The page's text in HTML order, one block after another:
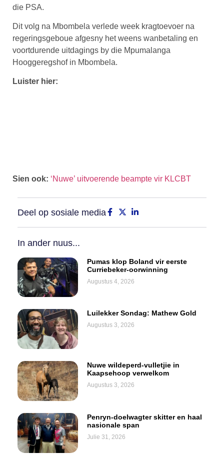
die PSA.
Dit volg na Mbombela verlede week kragtoevoer na
regeringsgeboue afgesny het weens wanbetaling en
voortdurende uitdagings by die Mpumalanga
Hooggeregshof in Mbombela.
Luister hier:
Sien ook: ‘Nuwe’ uitvoerende beampte vir KLCBT
Deel op sosiale media
In ander nuus...
Pumas klop Boland vir eerste
Curriebeker-oorwinning
Augustus 4, 2026
Luilekker Sondag: Mathew Gold
Augustus 3, 2026
Nuwe wildeperd-vulletjie in
Kaapsehoop verwelkom
Augustus 3, 2026
Penryn-doelwagter skitter en haal
nasionale span
Julie 31, 2026